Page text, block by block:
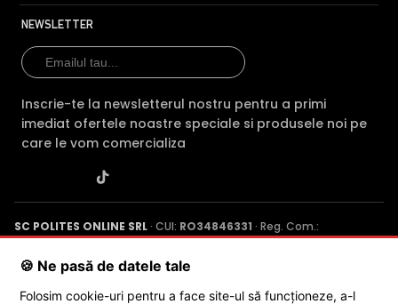
NEWSLETTER
Inscrie-te la newsletterul nostru pentru a primi
imediat ofertele noastre speciale si produsele noi pe
care le vom comercializa
SC POLITES ONLINE SRL · CUI: RO34846331 · Reg. Com.:
J2015001227161· Capital social: 200 RON · Sediu: Str. Petrache
Poenaru, Nr. 1, Craiova, Jud. Dolj ·
🍪 Ne pasă de datele tale
Folosim cookie-uri pentru a face site-ul să funcționeze, a-l